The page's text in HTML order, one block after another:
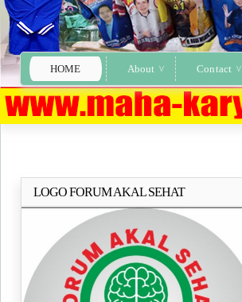
HOME About Contact
LOGO FORUM AKAL SEHATSelengkapnya..